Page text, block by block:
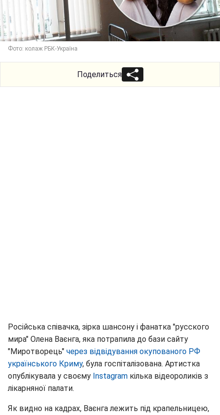
Фото: колаж РБК-Україна
Поделиться
Російська співачка, зірка шансону і фанатка "русского
мира" Олена Ваєнга, яка потрапила до бази сайту
"Миротворець" через відвідування окупованого РФ
українського Криму, була госпіталізована. Артистка
опублікувала у своєму Instagram кілька відеороликів з
лікарняної палати.
Як видно на кадрах, Ваєнга лежить під крапельницею,